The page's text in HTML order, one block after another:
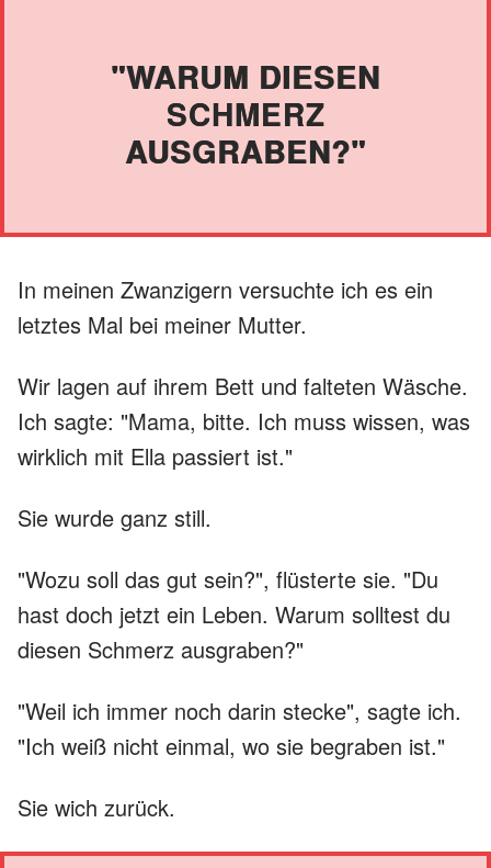
"WARUM DIESEN
SCHMERZ
AUSGRABEN?"
In meinen Zwanzigern versuchte ich es ein
letztes Mal bei meiner Mutter.
Wir lagen auf ihrem Bett und falteten Wäsche.
Ich sagte: "Mama, bitte. Ich muss wissen, was
wirklich mit Ella passiert ist."
Sie wurde ganz still.
"Wozu soll das gut sein?", flüsterte sie. "Du
hast doch jetzt ein Leben. Warum solltest du
diesen Schmerz ausgraben?"
"Weil ich immer noch darin stecke", sagte ich.
"Ich weiß nicht einmal, wo sie begraben ist."
Sie wich zurück.